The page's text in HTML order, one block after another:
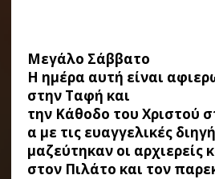
Μεγάλο Σάββατο
Η ημέρα αυτή είναι
στην Ταφή και
την Κάθοδο του Χριστού
α με τις ευαγγελικές
μαζεύτηκαν οι αρχιερείς
στον Πιλάτο και τον